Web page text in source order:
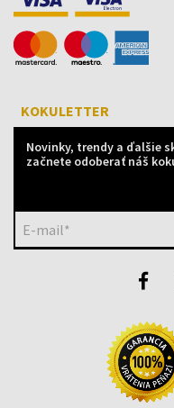
KOKULETTER
Novinky, trendy a ďalšie
začnete odoberať náš
E-mail*